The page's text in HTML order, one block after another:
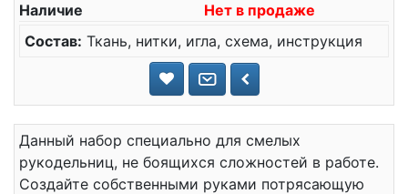
Наличие
Нет в продаже
Состав: Ткань, нитки, игла, схема, инструкция
Данный набор специально для смелых
рукодельниц, не боящихся сложностей в работе.
Создайте собственными руками потрясающую